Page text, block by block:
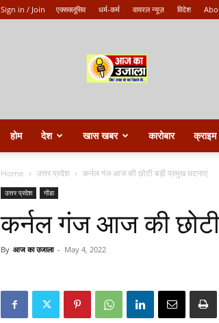
Sign in / Join एक्सक्लूसिव धर्म-कर्म वायरल न्यूज़ विदेश
ka
ujala
होम देश खास खबर कारोबार क्राइम
Home उत्तर प्रदेश कर्नल गंज आज की छोटी बड़ी प्रमुख घटनाएं
उत्तर प्रदेश गोंडा
कर्नल गंज आज की
By आज का उजाला - May 4, 2022